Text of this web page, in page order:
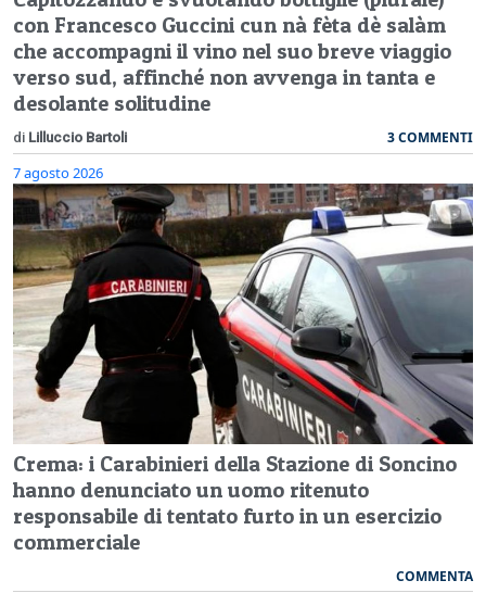
con Francesco Guccini cun nà fèta dè salàm
che accompagni il vino nel suo breve viaggio
verso sud, affinché non avvenga in tanta e
desolante solitudine
di Lilluccio Bartoli 3 COMMENTI
7 agosto 2026
Crema: i Carabinieri della Stazione di Soncino
hanno denunciato un uomo ritenuto
responsabile di tentato furto in un esercizio
commerciale
COMMENTA